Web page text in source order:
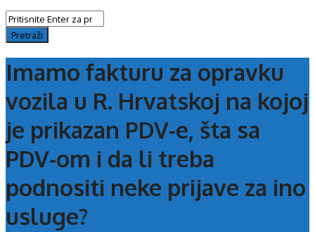
Imamo fakturu za opravku
vozila u R. Hrvatskoj na kojoj
je prikazan PDV-e, šta sa
PDV-om i da li treba
podnositi neke prijave za ino
usluge?